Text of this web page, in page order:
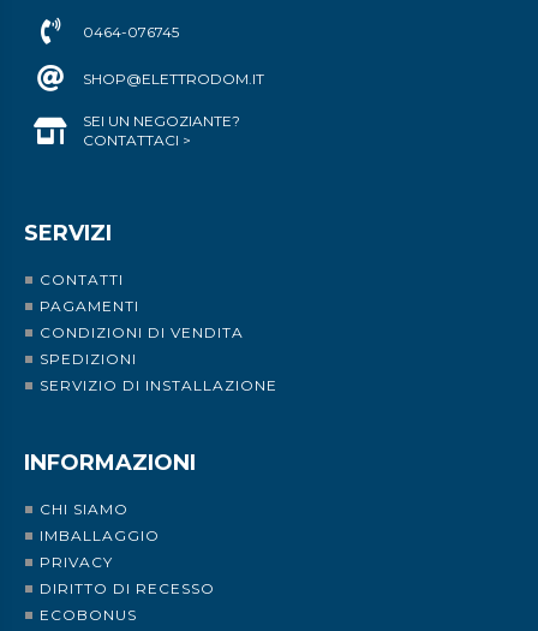
0464-076745
SHOP@ELETTRODOM.IT
SEI UN NEGOZIANTE?
CONTATTACI >
SERVIZI
CONTATTI
PAGAMENTI
CONDIZIONI DI VENDITA
SPEDIZIONI
SERVIZIO DI INSTALLAZIONE
INFORMAZIONI
CHI SIAMO
IMBALLAGGIO
PRIVACY
DIRITTO DI RECESSO
ECOBONUS